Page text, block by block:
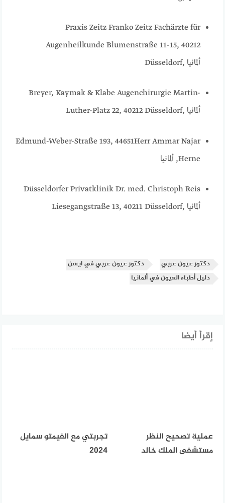
Praxis Zeitz Franko Zeitz Fachärzte für
Augenheilkunde Blumenstraße 11-15, 40212
Düsseldorf, ألمانيا
Breyer, Kaymak & Klabe Augenchirurgie Martin-
Luther-Platz 22, 40212 Düsseldorf, ألمانيا
Herr Ammar Najar
Edmund-Weber-Straße 193, 44651
Herne, ألمانيا
Düsseldorfer Privatklinik Dr. med. Christoph Reis
Liesegangstraße 13, 40211 Düsseldorf, ألمانيا
دكتور عيون عربي
دكتور عيون عربي في ايسن
دليل أطباء العيون في ألمانيا
إقرأ أيضا
عملية تصحيح النظر
مستشفى الملك خالد
تجربتي مع الفيمتو سمايل
2024